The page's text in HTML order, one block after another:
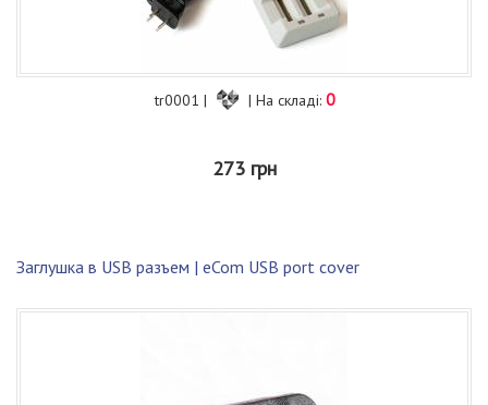
tr0001 | | На складі: 0
273 грн
Заглушка в USB разъем | eCom USB port cover